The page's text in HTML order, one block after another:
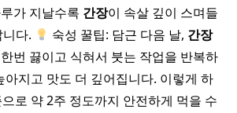
가 지날수록 간장이 속살 깊이 스며들
다.
숙성 꿀팁: 담근 다음 날, 간장
번 끓이고 식혀서 붓는 작업을 반복하
아지고 맛도 더 깊어집니다. 이렇게 하
로 약 2주 정도까지 안전하게 먹을 수